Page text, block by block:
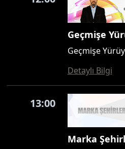
Geçmişe
Geçmişe
Detaylı Bilgi
13:00
Marka